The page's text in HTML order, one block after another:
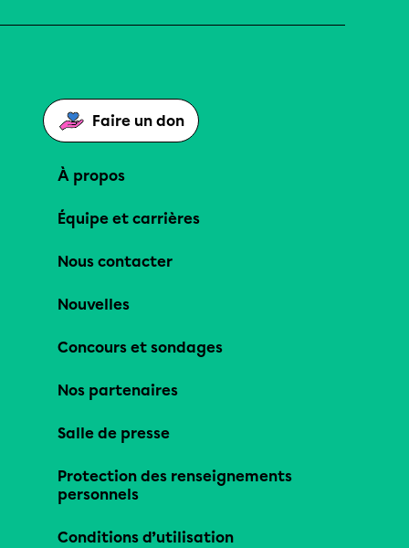
Faire un don
À propos
Équipe et carrières
Nous contacter
Nouvelles
Concours et sondages
Nos partenaires
Salle de presse
Protection des renseignements
personnels
Conditions d’utilisation